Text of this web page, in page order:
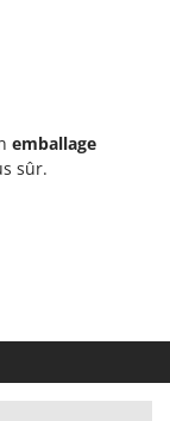
emballage
sûr.